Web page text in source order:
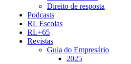
Direito de resposta
Podcasts
RL Escolas
RL+65
Revistas
Guia do Empresário
2025